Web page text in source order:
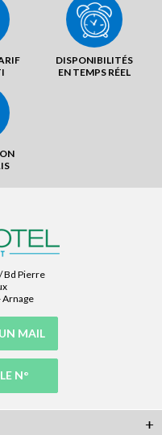
DISPONIBILITÉS
EN TEMPS RÉEL
Bd Pierre
Arnage
MAIL
N°